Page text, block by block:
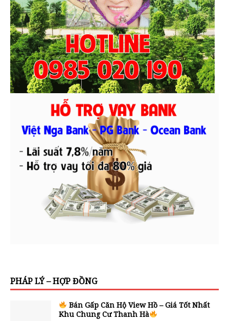
PHÁP LÝ – HỢP ĐỒNG
Bán Gấp Căn Hộ View Hồ – Giá Tốt Nhất
Khu Chung Cư Thanh Hà